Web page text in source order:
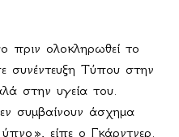
πριν ολοκληρωθεί το
συνέντευξη Τύπου στην
στην υγεία του.
συμβαίνουν άσχημα
είπε ο Γκάρντνερ.